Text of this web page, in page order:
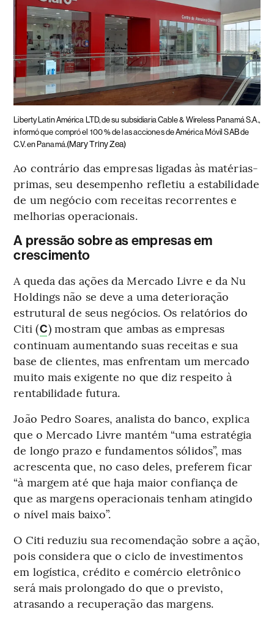
Liberty Latin América LTD, de su subsidiaria Cable & Wireless Panamá S.A.,
informó que compró el 100 % de las acciones de América Móvil SAB de
C.V. en Panamá.(Mary Triny Zea)
Ao contrário das empresas ligadas às matérias-
primas, seu desempenho refletiu a estabilidade
de um negócio com receitas recorrentes e
melhorias operacionais.
A pressão sobre as empresas em
crescimento
A queda das ações da Mercado Livre e da Nu
Holdings não se deve a uma deterioração
estrutural de seus negócios. Os relatórios do
Citi (C) mostram que ambas as empresas
continuam aumentando suas receitas e sua
base de clientes, mas enfrentam um mercado
muito mais exigente no que diz respeito à
rentabilidade futura.
João Pedro Soares, analista do banco, explica
que o Mercado Livre mantém “uma estratégia
de longo prazo e fundamentos sólidos”, mas
acrescenta que, no caso deles, preferem ficar
“à margem até que haja maior confiança de
que as margens operacionais tenham atingido
o nível mais baixo”.
O Citi reduziu sua recomendação sobre a ação,
pois considera que o ciclo de investimentos
em logística, crédito e comércio eletrônico
será mais prolongado do que o previsto,
atrasando a recuperação das margens.